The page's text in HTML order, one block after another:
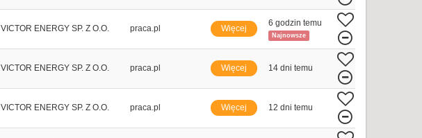
VICTOR ENERGY SP. Z O.O. praca.pl Więcej
6 godzin temu
Najnowsze
VICTOR ENERGY SP. Z O.O. praca.pl Więcej 14 dni temu
VICTOR ENERGY SP. Z O.O. praca.pl Więcej 12 dni temu